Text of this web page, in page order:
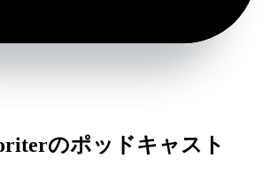
のポッドキャスト